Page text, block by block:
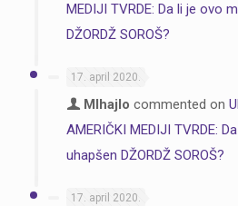
MEDIJI TVRDE: Da li je ovo
DŽORDŽ SOROŠ?
17. april 2020.
MIhajlo commented on
AMERIČKI MEDIJI TVRDE:
uhapšen DŽORDŽ SOROŠ?
17. april 2020.